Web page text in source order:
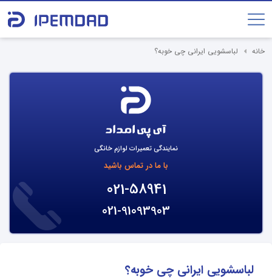
خانه لباسشویی ایرانی چی خوبه؟
نمایندگی تعمیرات لوازم خانگی
با ما در تماس باشید
021-58941
021-91093903
لباسشویی ایرانی چی خوبه؟